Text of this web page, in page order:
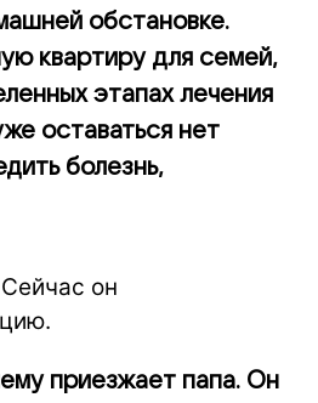
обстановке.
квартиру для семей,
этапах лечения
оставаться нет
болезнь,
он
приезжает папа. Он